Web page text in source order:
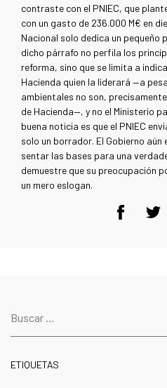
contraste con el PNIEC, que
con un gasto de 236.000 M€ en
Nacional solo dedica un pequeño
dicho párrafo no perfila los
reforma, sino que se limita a
Hacienda quien la liderará —a
ambientales no son,
de Hacienda—, y no el Ministerio
buena noticia es que el PNIEC
solo un borrador. El Gobierno
sentar las bases para una
demuestre que su preocupación
un mero eslogan.
ETIQUETAS